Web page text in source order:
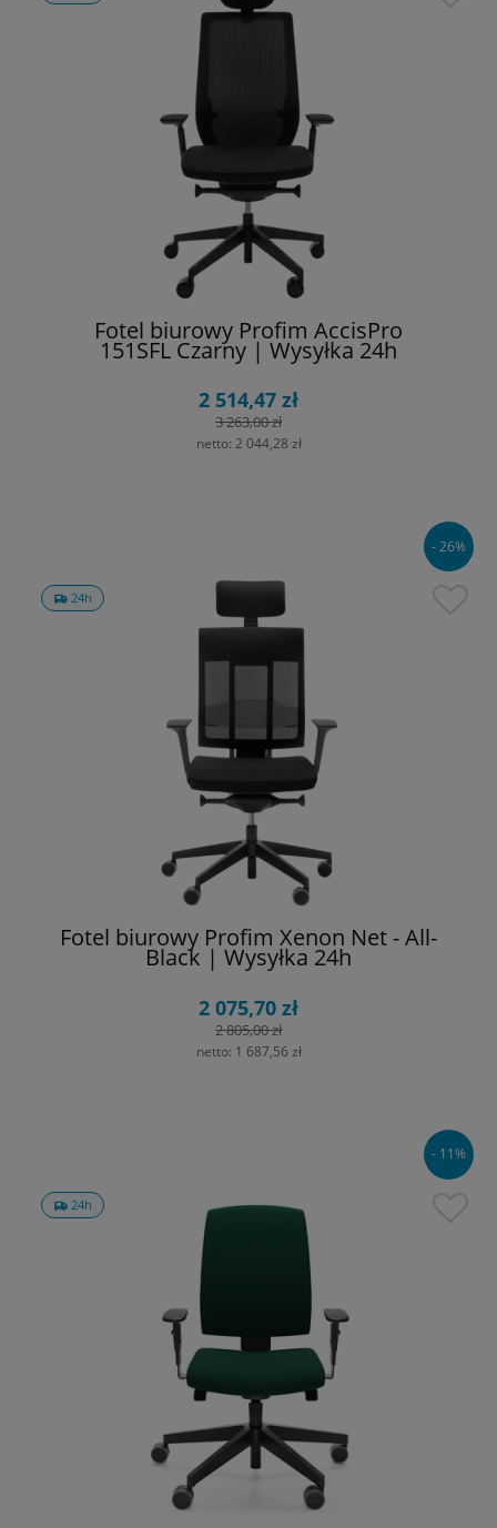
Fotel biurowy Profim AccisPro
151SFL Czarny | Wysyłka 24h
2 514,47 zł
3 263,00 zł
netto: 2 044,28 zł
24h
Fotel biurowy Profim Xenon Net - All-
Black | Wysyłka 24h
2 075,70 zł
2 805,00 zł
netto: 1 687,56 zł
- 26%
24h
- 11%